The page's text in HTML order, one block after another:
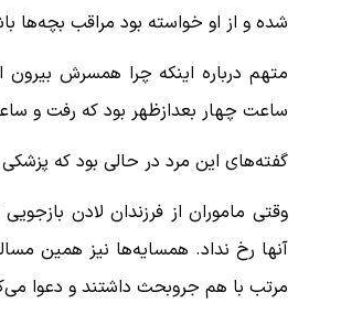
شده و از او خواسته بود مراقب بچه‌ها
متهم درباره اینکه چرا همسرش
ساعت چهار بعدازظهر بود که رفت و
گفته‌های این مرد در حالی بود که
وقتی ماموران از فرزندان لادن
آنها رخ نداد. همسایه‌ها نیز همین
مرتب با هم جروبحث داشتند و دعوا